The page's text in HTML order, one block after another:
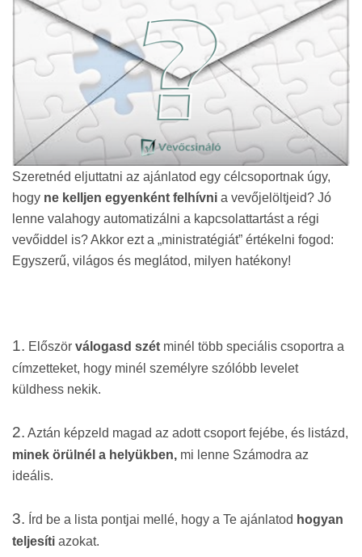
Szeretnéd eljuttatni az ajánlatod egy célcsoportnak úgy,
hogy ne kelljen egyenként felhívni a vevőjelöltjeid? Jó
lenne valahogy automatizálni a kapcsolattartást a régi
vevőiddel is? Akkor ezt a „ministratégiát” értékelni fogod:
Egyszerű, világos és meglátod, milyen hatékony!
1. Először válogasd szét minél több speciális csoportra a
címzetteket, hogy minél személyre szólóbb levelet
küldhess nekik.
2. Aztán képzeld magad az adott csoport fejébe, és listázd,
minek örülnél a helyükben, mi lenne Számodra az
ideális.
3. Írd be a lista pontjai mellé, hogy a Te ajánlatod hogyan
teljesíti azokat.